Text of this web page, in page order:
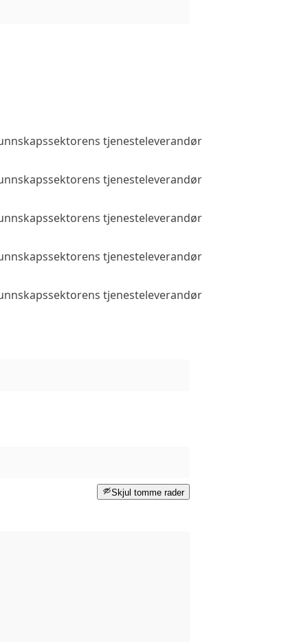
tjenesteleverandør
tjenesteleverandør
tjenesteleverandør
tjenesteleverandør
tjenesteleverandør
Skjul tomme rader